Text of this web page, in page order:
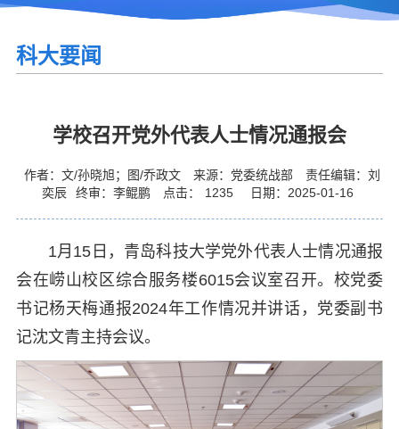
科大要闻
学校召开党外代表人士情况通报会
作者：文/孙晓旭；图/乔政文 来源：党委统战部
责任编辑：刘
奕辰
终审：李鲲鹏 点击： 1235 日期：2025-01-16
1月15日，青岛科技大学党外代表人士情况通报
会在崂山校区综合服务楼6015会议室召开。校党委
书记杨天梅通报2024年工作情况并讲话，党委副书
记沈文青主持会议。